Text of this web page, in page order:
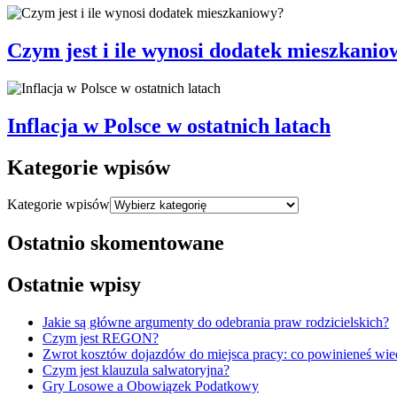
Czym jest i ile wynosi dodatek
Inflacja w Polsce w ostatnich latach
Kategorie wpisów
Kategorie wpisów
Ostatnio skomentowane
Ostatnie wpisy
Jakie są główne argumenty do odebrania praw rodzicielskich?
Czym jest REGON?
Zwrot kosztów dojazdów do miejsca pracy: co powinieneś
Czym jest klauzula salwatoryjna?
Gry Losowe a Obowiązek Podatkowy